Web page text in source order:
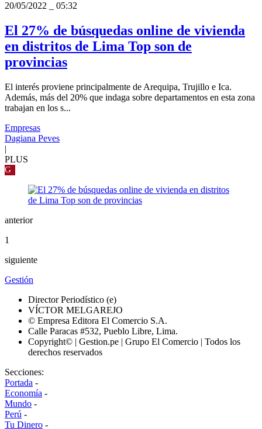
20/05/2022
05:32
El 27% de búsquedas online de vivienda
en distritos de Lima Top son de
provincias
El interés proviene principalmente de Arequipa, Trujillo e Ica.
Además, más del 20% que indaga sobre departamentos en esta zona
trabajan en los s...
Empresas
Dagiana Peves
|
PLUS
G
anterior
1
siguiente
Gestión
Director Periodístico (e)
VÍCTOR MELGAREJO
© Empresa Editora El Comercio S.A.
Calle Paracas #532, Pueblo Libre, Lima.
Copyright© | Gestion.pe | Grupo El Comercio | Todos los
derechos reservados
Secciones:
Portada -
Economía -
Mundo -
Perú -
Tu Dinero -